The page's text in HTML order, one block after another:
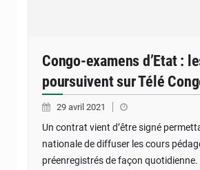
Congo-examens d’Etat :
poursuivent sur Télé
29 avril 2021
Un contrat vient d’être signé
nationale de diffuser les cours
préenregistrés de façon